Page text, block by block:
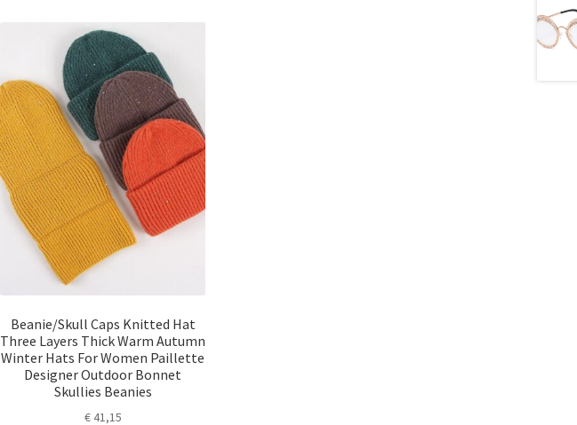
Beanie/Skull Caps Knitted Hat
Three Layers Thick Warm Autumn
Winter Hats For Women Paillette
Designer Outdoor Bonnet
Skullies Beanies
€41,15